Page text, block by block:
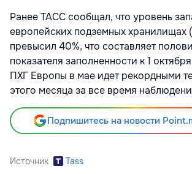
Ранее ТАСС сообщал, что уровень
европейских подземных хранилищах
превысил 40%, что составляет
показателя заполненности к 1
ПХГ Европы в мае идет рекордными
этого месяца за все время
Подпишитесь на новости
Источник Tass